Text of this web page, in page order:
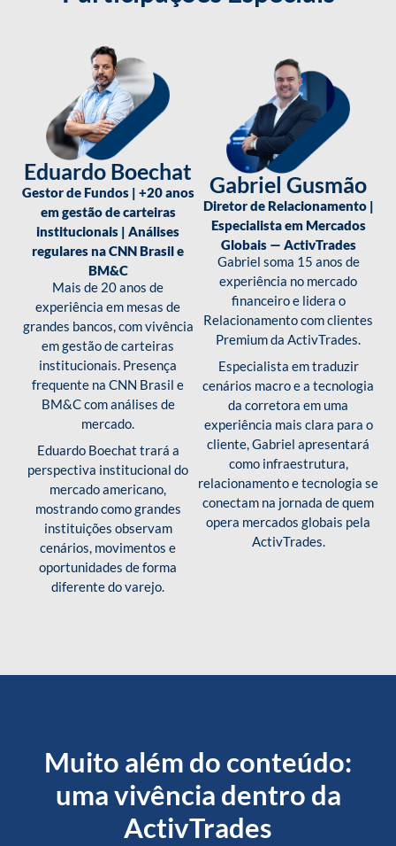
Eduardo Boechat
Gestor de Fundos | +20 anos
em gestão de carteiras
institucionais | Análises
regulares na CNN Brasil e
BM&C
Mais de 20 anos de
experiência em mesas de
grandes bancos, com vivência
em gestão de carteiras
institucionais. Presença
frequente na CNN Brasil e
BM&C com análises de
mercado.
Eduardo Boechat trará a
perspectiva institucional do
mercado americano,
mostrando como grandes
instituições observam
cenários, movimentos e
oportunidades de forma
diferente do varejo.
Gabriel Gusmão
Diretor de Relacionamento |
Especialista em Mercados
Globais — ActivTrades
Gabriel soma 15 anos de
experiência no mercado
financeiro e lidera o
Relacionamento com clientes
Premium da ActivTrades.
Especialista em traduzir
cenários macro e a tecnologia
da corretora em uma
experiência mais clara para o
cliente, Gabriel apresentará
como infraestrutura,
relacionamento e tecnologia se
conectam na jornada de quem
opera mercados globais pela
ActivTrades.
Muito além do conteúdo:
uma vivência dentro da
ActivTrades